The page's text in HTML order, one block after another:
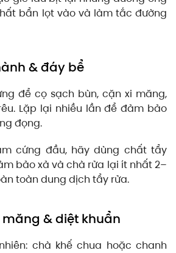
bẩn lọt vào và làm tắc đường
& đáy bể
để cọ sạch bùn, cặn xi măng,
Lặp lại nhiều lần để đảm bảo
đọng.
cứng đầu, hãy dùng chất tẩy
bảo xả và chà rửa lại ít nhất 2–
toàn dung dịch tẩy rửa.
măng & diệt khuẩn
chà khế chua hoặc chanh